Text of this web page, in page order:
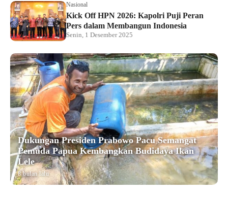
Nasional
Kick Off HPN 2026: Kapolri Puji Peran
Pers dalam Membangun Indonesia
Senin, 1 Desember 2025
Dukungan Presiden Prabowo Pacu Semangat
Pemuda Papua Kembangkan Budidaya Ikan
Lele
8 bulan lalu